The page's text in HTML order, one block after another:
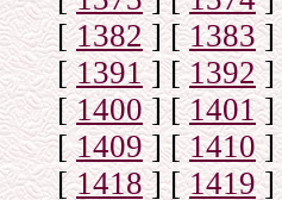
[1382] [1383]
[1391] [1392]
[1400] [1401]
[1409] [1410]
[1418] [1419]